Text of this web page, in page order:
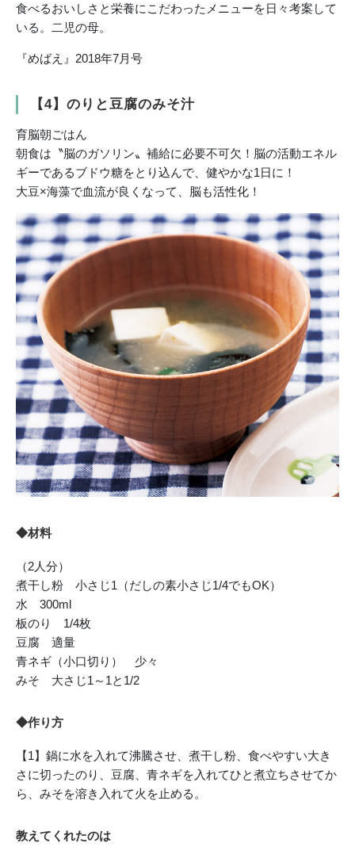
食べるおいしさと栄養にこだわったメニューを日々考案して
いる。二児の母。
『めばえ』2018年7月号
【4】のりと豆腐のみそ汁
育脳朝ごはん
朝食は〝脳のガソリン〟補給に必要不可欠！脳の活動エネル
ギーであるブドウ糖をとり込んで、健やかな1日に！
大豆×海藻で血流が良くなって、脳も活性化！
◆材料
（2人分）
煮干し粉 小さじ1（だしの素小さじ1/4でもOK）
水 300ml
板のり 1/4枚
豆腐 適量
青ネギ（小口切り） 少々
みそ 大さじ1～1と1/2
◆作り方
【1】鍋に水を入れて沸騰させ、煮干し粉、食べやすい大き
さに切ったのり、豆腐、青ネギを入れてひと煮立ちさせてか
ら、みそを溶き入れて火を止める。
教えてくれたのは